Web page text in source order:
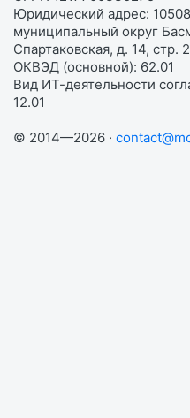
Юридический адрес:
муниципальный округ
Спартаковская, д. 14,
ОКВЭД (основной): 62.01
Вид ИТ-деятельности
12.01
© 2014—2026 ·